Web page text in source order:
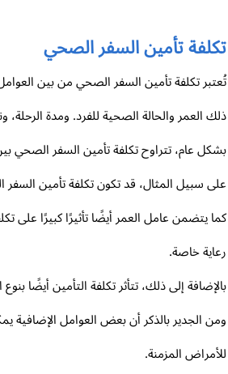
تكلفة تأمين السفر الصحي
تُعتبر تكلفة تأمين السفر الصحي من بين
ذلك العمر والحالة الصحية للفرد. ومدة الرحلة،
بشكل عام، تتراوح تكلفة تأمين السفر الصحي
على سبيل المثال، قد تكون تكلفة تأمين
كما يتضمن عامل العمر أيضًا تأثيرًا كبيرًا
رعاية خاصة.
بالإضافة إلى ذلك، تتأثر تكلفة التأمين
ومن الجدير بالذكر أن بعض العوامل الإضافية
للأمراض المزمنة.